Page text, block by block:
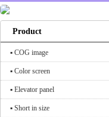
Product
▪ COG image
▪ Color screen
▪ Elevator panel
▪ Short in size